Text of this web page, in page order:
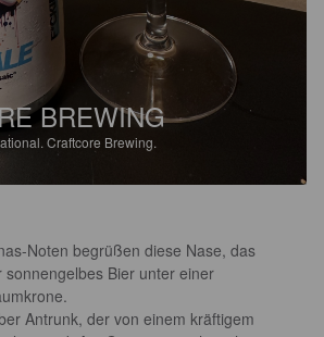
BREWING
Craftcore Brewing.
Noten begrüßen diese Nase, das
Bier unter einer
Antrunk, der von einem kräftigem